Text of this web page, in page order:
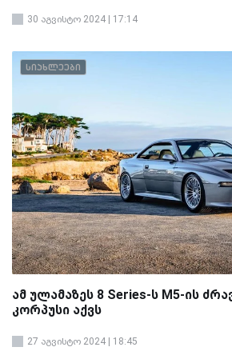
30 აგვისტო 2024 | 17:14
სიახლეები
ამ ულამაზეს 8 Series-ს M5-ის
კორპუსი აქვს
27 აგვისტო 2024 | 18:45